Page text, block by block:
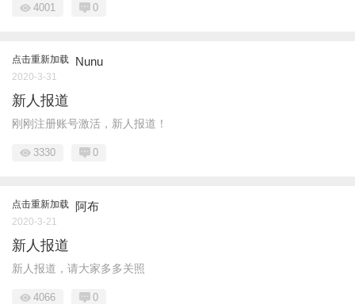
4001 0
点击重新加载 Nunu
2020-3-31
新人报道
刚刚注册账号激活，新人报道！
3330 0
点击重新加载 阿布
2020-3-21
新人报道
新人报道，请大家多多关照
4066 0